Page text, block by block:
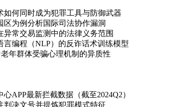
如何同时成为犯罪工具与防御武器
区为例分析国际司法协作漏洞
常交易监测中的法律义务范围
编程（NLP）的反诈话术训练模型
年群体受骗心理机制的异质性
APP最新拦截数据（截至2024Q2）
判决文号并提炼犯罪模式特征